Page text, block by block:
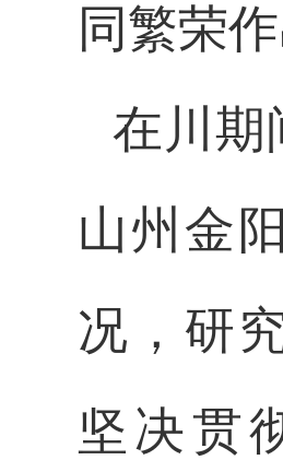
同繁荣
在川期
山州金
况，研
坚决贯